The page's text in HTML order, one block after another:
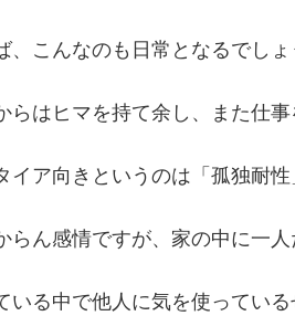
こんなのも日常となるでしょ
らはヒマを持て余し、また仕
イア向きというのは「孤独耐
ん感情ですが、家の中に一
いる中で他人に気を使ってい